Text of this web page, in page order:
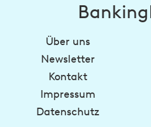
Über uns
Newsletter
Kontakt
Impressum
Datenschutz